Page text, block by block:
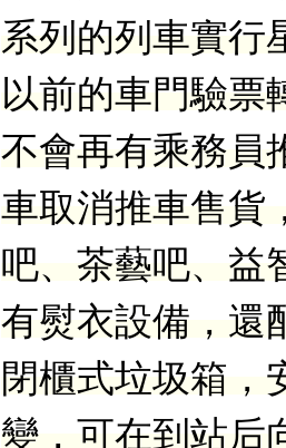
系列的列車實行
以前的車門驗票
不會再有乘務員
車取消推車售貨
吧、茶藝吧、益
有熨衣設備，還
閉櫃式垃圾箱，
變，可在到站后